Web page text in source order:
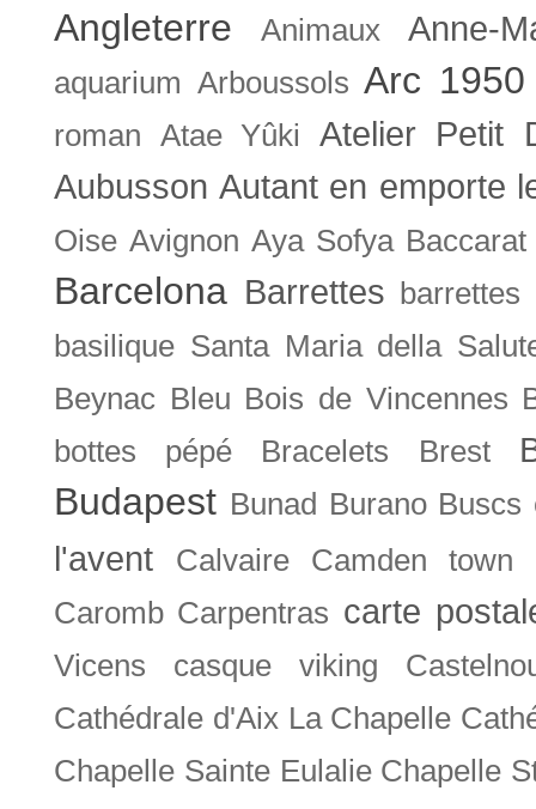
Angleterre Animaux Anne-
aquarium Arboussols Arc 1950
roman Atae Yûki
Atelier Petit
Aubusson Autant en emporte
Oise Avignon Aya Sofya Baccarat
Barcelona Barrettes
basilique Santa Maria della
Beynac Bleu Bois de Vincennes
bottes pépé
Bracelets Brest
Budapest Bunad Burano Buscs
l'avent Calvaire Camden town
Caromb Carpentras carte
Vicens casque viking
Cathédrale d'Aix La Chapelle
Chapelle Sainte Eulalie Chapelle